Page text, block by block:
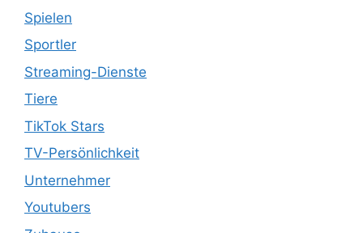
Spielen
Sportler
Streaming-Dienste
Tiere
TikTok Stars
TV-Persönlichkeit
Unternehmer
Youtubers